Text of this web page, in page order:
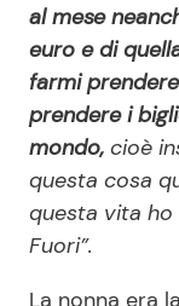
al mese
euro e di
farmi
prendere i
mondo, cioè
questa cosa
questa vita
Fuori”.
La nonna era